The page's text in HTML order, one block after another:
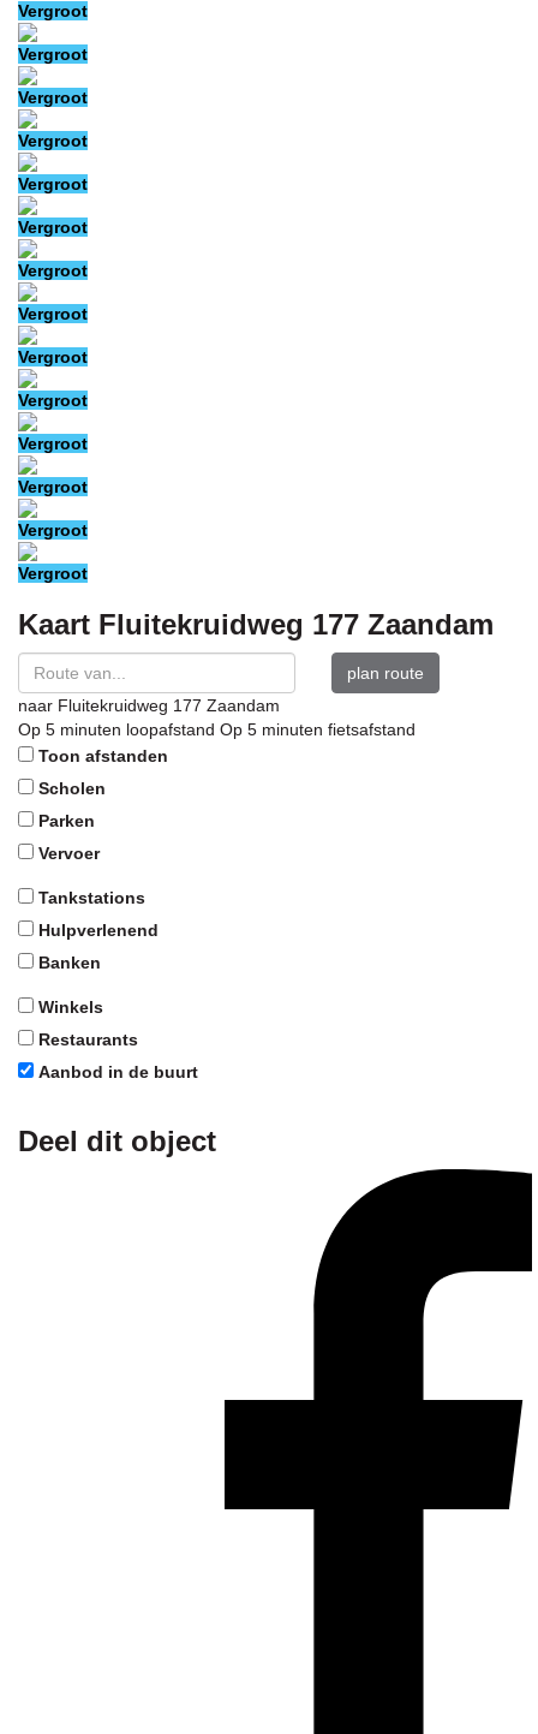
Vergroot
Vergroot
Vergroot
Vergroot
Vergroot
Vergroot
Vergroot
Vergroot
Vergroot
Vergroot
Vergroot
Vergroot
Vergroot
Vergroot
Kaart Fluitekruidweg 177 Zaandam
plan route
naar Fluitekruidweg 177 Zaandam
Op 5 minuten loopafstand Op 5 minuten fietsafstand
Toon afstanden
Scholen
Parken
Vervoer
Tankstations
Hulpverlenend
Banken
Winkels
Restaurants
Aanbod in de buurt
Deel dit object